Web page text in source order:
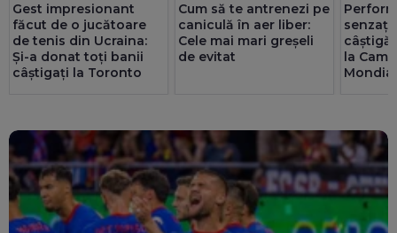
Gest impresionant
făcut de o jucătoare
de tenis din Ucraina:
Și-a donat toți banii
câștigați la Toronto
Cum să te antrenezi pe
caniculă în aer liber:
Cele mai mari greșeli
de evitat
câștigă
la